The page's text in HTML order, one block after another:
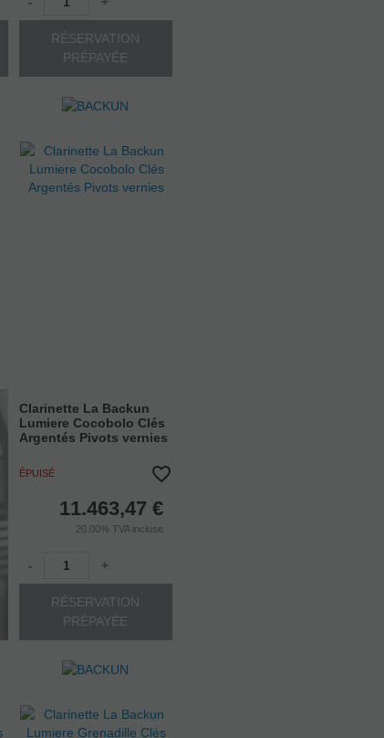
RÉSERVATION
PRÉPAYÉE
Clarinette La Backun
Lumiere Cocobolo Clés
Argentés Pivots vernies
ÉPUISÉ
11.463,47 €
20.00% TVA incluse
- +
RÉSERVATION
PRÉPAYÉE